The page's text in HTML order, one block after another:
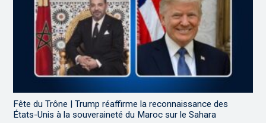
Fête du Trône | Trump réaffirme la reconnaissance des
États-Unis à la souveraineté du Maroc sur le Sahara